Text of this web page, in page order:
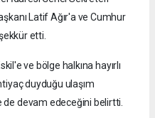
Latif Ağır'a ve Cumhur
etti.
ve bölge halkına hayırlı
duyduğu ulaşım
de devam edeceğini belirtti.